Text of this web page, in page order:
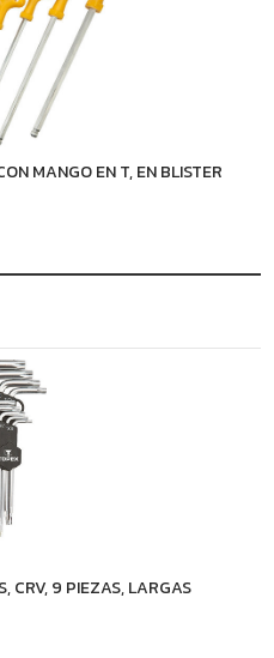
MANGO EN T, EN BLISTER
CRV, 9 PIEZAS, LARGAS